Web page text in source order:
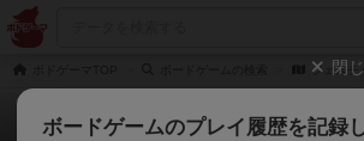
ジェスチ
閉
ボードゲームのプレイ履歴を記録